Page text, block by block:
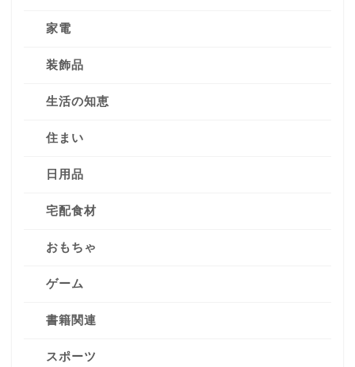
家電
装飾品
生活の知恵
住まい
日用品
宅配食材
おもちゃ
ゲーム
書籍関連
スポーツ